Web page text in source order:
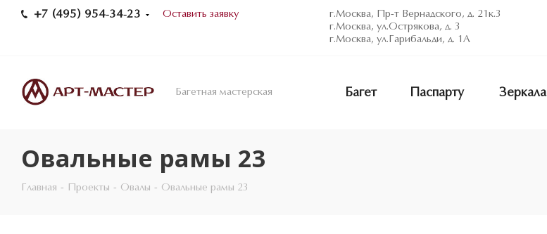
+7 (495) 954-34-23 Оставить заявку
г.Москва, Пр-т Вернадского, д. 21к.3
г.Москва, ул.Острякова, д. 3
г.Москва, ул.Гарибальди, д. 1А
Багетная мастерская Багет Паспарту Зеркала
Овальные рамы 23
Главная - Проекты - Овалы - Овальные рамы 23